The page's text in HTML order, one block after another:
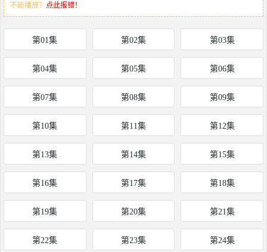
不能播放？ 点此报错！
第01集 第02集 第03集
第04集 第05集 第06集
第07集 第08集 第09集
第10集 第11集 第12集
第13集 第14集 第15集
第16集 第17集 第18集
第19集 第20集 第21集
第22集 第23集 第24集